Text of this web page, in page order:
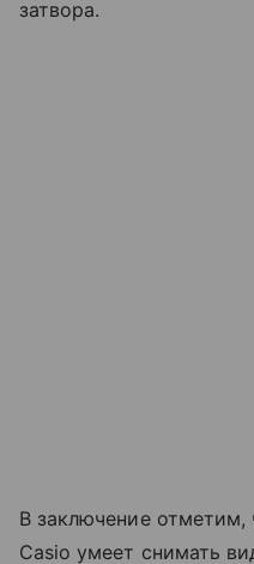
затвора.
В заключение отметим,
Casio умеет снимать